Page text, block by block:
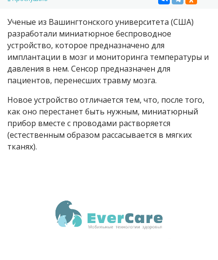
Ученые из Вашингтонского университета (США)
разработали миниатюрное беспроводное
устройство, которое предназначено для
имплантации в мозг и мониторинга температуры и
давления в нем. Сенсор предназначен для
пациентов, перенесших травму мозга.
Новое устройство отличается тем, что, после того,
как оно перестанет быть нужным, миниатюрный
прибор вместе с проводами растворяется
(естественным образом рассасывается в мягких
тканях).